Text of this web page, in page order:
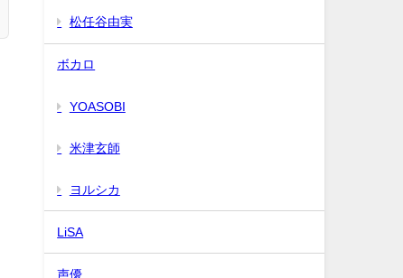
松任谷由実
ボカロ
YOASOBI
米津玄師
ヨルシカ
LiSA
声優